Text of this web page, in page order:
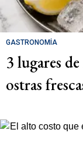
GASTRONOMÍA
3 lugares
ostras